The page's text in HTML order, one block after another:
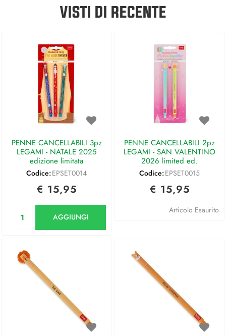
VISTI DI RECENTE
PENNE CANCELLABILI 3pz
LEGAMI - NATALE 2025
edizione limitata
Codice: EPSET0014
€ 15,95
AGGIUNGI
PENNE CANCELLABILI 2pz
LEGAMI - SAN VALENTINO
2026 limited ed.
Codice: EPSET0015
€ 15,95
Articolo Esaurito